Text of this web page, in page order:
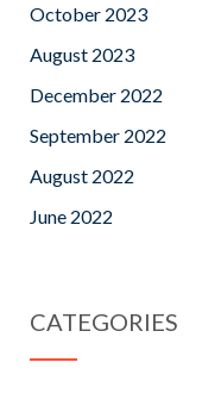
October 2023
August 2023
December 2022
September 2022
August 2022
June 2022
CATEGORIES